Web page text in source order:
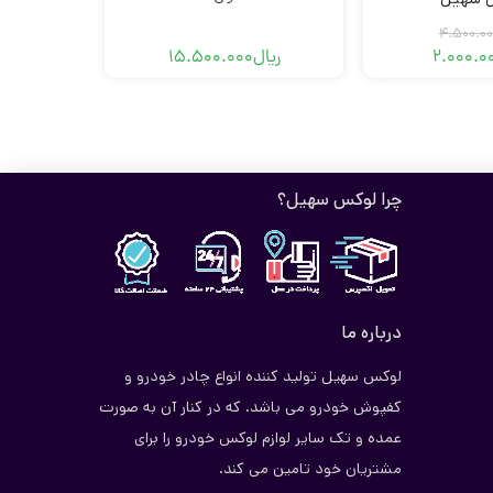
ریال15.500.000
چرا لوکس سهیل؟
درباره ما
لوکس سهیل تولید کننده انواع چادر خودرو و
کفپوش خودرو می باشد. که در کنار آن به صورت
عمده و تک سایر لوازم لوکس خودرو را برای
مشتریان خود تامین می کند.